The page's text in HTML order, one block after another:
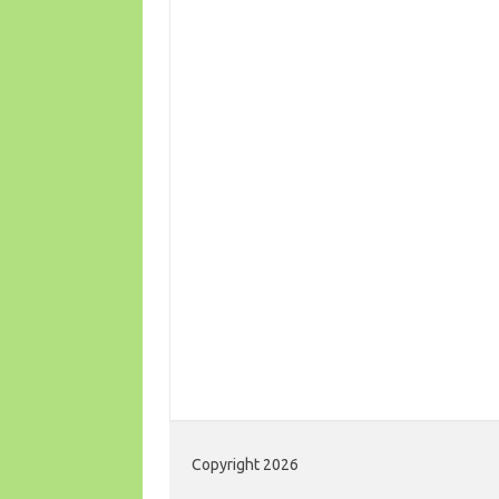
Copyright 2026